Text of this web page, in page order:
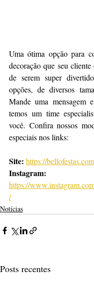
Uma ótima opção para
decoração que seu
de serem super
opções, de diversos
Mande uma mensagem
temos um time
você. Confira nossos
especiais nos links:
Site: https://
Instagram:
https://
/
Notícias
Posts recentes